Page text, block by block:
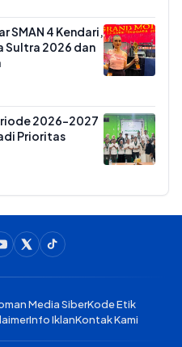
SMAN 4 Kendari,
Sultra 2026 dan
2026-2027
Prioritas
Media SiberKode Etik
Info IklanKontak Kami